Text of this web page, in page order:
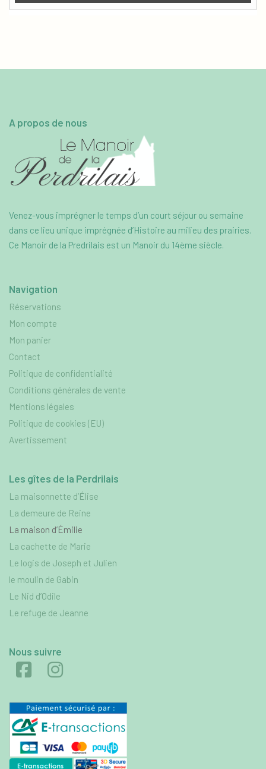
A propos de nous
Venez-vous imprégner le temps d’un court séjour ou semaine
dans ce lieu unique imprégnée d’Histoire au milieu des prairies.
Ce Manoir de la Predrilais est un Manoir du 14ème siècle.
Navigation
Réservations
Mon compte
Mon panier
Contact
Politique de confidentialité
Conditions générales de vente
Mentions légales
Politique de cookies (EU)
Avertissement
Les gîtes de la Perdrilais
La maisonnette d’Élise
La demeure de Reine
La maison d’Émilie
La cachette de Marie
Le logis de Joseph et Julien
le moulin de Gabin
Le Nid d’Odile
Le refuge de Jeanne
Nous suivre